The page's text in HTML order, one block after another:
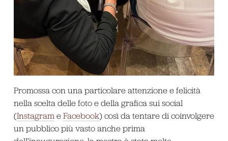
Promossa con una particolare attenzione e felicità
nella scelta delle foto e della grafica sui social
(Instagram e Facebook) così da tentare di coinvolgere
un pubblico più vasto anche prima